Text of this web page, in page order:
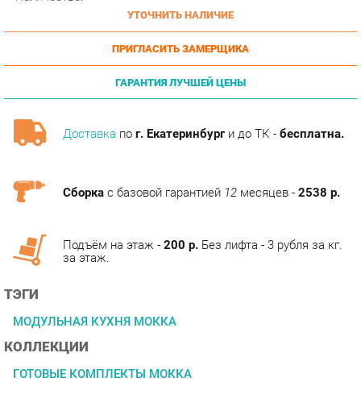
ПРИГЛАСИТЬ ЗАМЕРЩИКА
ГАРАНТИЯ ЛУЧШЕЙ ЦЕНЫ
Доставкапог. Екатеринбурги до ТК -бесплатна.
ТЭГИ
ГОТОВЫЕ КОМПЛЕКТЫ МОККА
ОПИСАНИЕ